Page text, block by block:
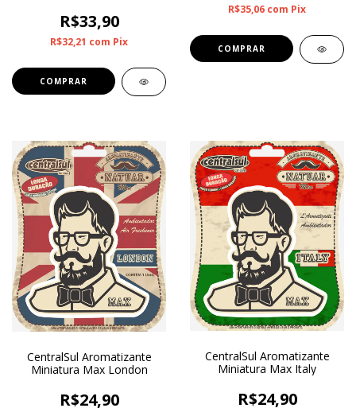
R$33,90
R$32,21 com Pix
R$35,06 com Pix
CentralSul Aromatizante
Miniatura Max London
R$24,90
CentralSul Aromatizante
Miniatura Max Italy
R$24,90